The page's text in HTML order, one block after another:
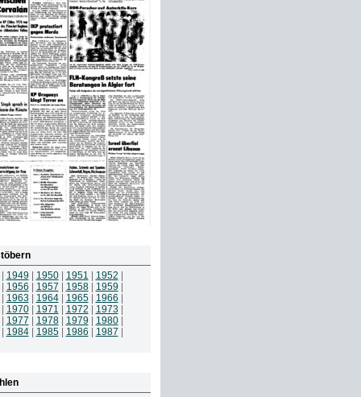
1949 1950| 1951 1952
1956 1957 1958| 1959
1963 1964| 1965| 1966
1970| 1971 1972 1973
1977 1978| 1979 1980|
1984| 1985| 1986 1987